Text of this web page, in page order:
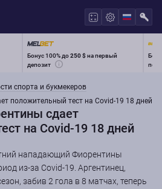
Бонус 100% до250 $на первый
депозит
спорта и букмекеров
положительный тест на Covid-19 18 дней
сдает
на Covid-19 18 дней
нападающий Фиорентины
из-за Covid-19. Аргентинец,
забив 2 гола в 8 матчах, теперь